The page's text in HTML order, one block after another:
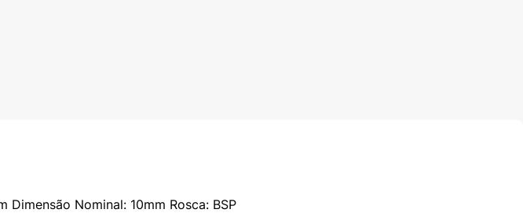
Nominal: 10mm Rosca: BSP